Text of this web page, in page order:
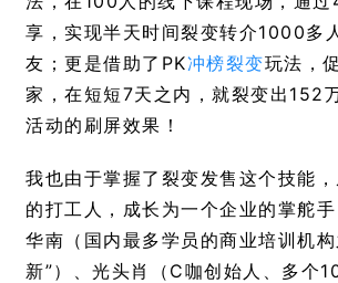
享，实现半天时间裂变转介1000多
友；更是借助了PK冲榜裂变玩法，
家，在短短7天之内，就裂变出152
活动的刷屏效果！
我也由于掌握了裂变发售这个技能
的打工人，成长为一个企业的掌舵
华南（国内最多学员的商业培训机
新”）、光头肖（C咖创始人、多个